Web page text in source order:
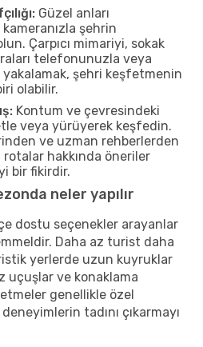
Güzel anları
şehrin
Çarpıcı mimariyi, sokak
telefonunuzla veya
şehri keşfetmenin
olabilir.
Kontum ve çevresindeki
veya yürüyerek keşfedin.
ve uzman rehberlerden
hakkında öneriler
bir fikirdir.
neler yapılır
dostu seçenekler arayanlar
Daha az turist daha
yerlerde uzun kuyruklar
uçuşlar ve konaklama
genellikle özel
tadını çıkarmayı